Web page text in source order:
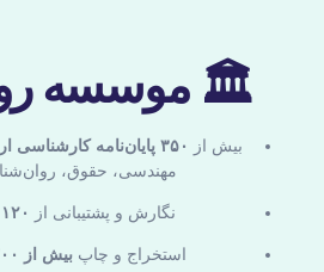
🏛 موسسه
بیش از ۳۵۰ پایان‌نامه کارشناسی ارشد
مهندسی، حقوق،
نگارش و پشتیبانی از ۱۲۰ پایان‌نامه دکتری
استخراج و چاپ بیش از ۲۰۰ مقاله ISI و ISC